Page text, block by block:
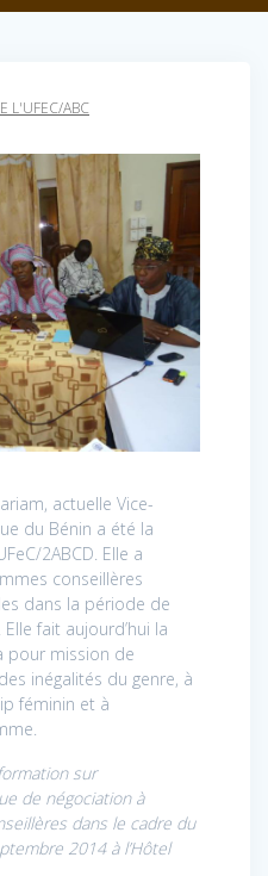
L'UFEC/ABC
actuelle Vice-
du Bénin a été la
2ABCD. Elle a
conseillères
dans la période de
fait aujourd’hui la
pour mission de
inégalités du genre, à
féminin et à
sur
de négociation à
dans le cadre du
2014 à l’Hôtel